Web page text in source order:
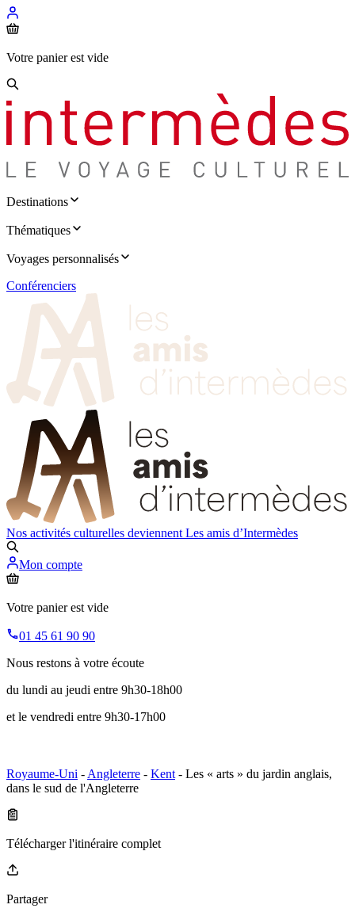
Votre panier est vide
Destinations
Thématiques
Voyages personnalisés
Conférenciers
Nos activités culturelles deviennent Les amis d’Intermèdes
Mon compte
Votre panier est vide
01 45 61 90 90
Nous restons à votre écoute
du lundi au jeudi entre 9h30-18h00
et le vendredi entre 9h30-17h00
Royaume-Uni - Angleterre - Kent - Les « arts » du jardin anglais,
dans le sud de l'Angleterre
Télécharger l'itinéraire complet
Partager